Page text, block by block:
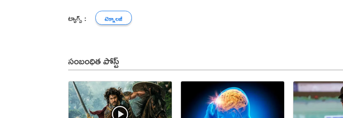
ట్యాగ్స్ : టెక్నాలజీ
సంబంధిత పోస్ట్